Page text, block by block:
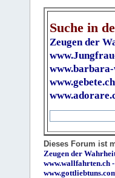
Suche in
Zeugen der
www.barbara-
www.gebete.ch
Dieses Forum ist
Zeugen der
www.wallfahrten.ch -